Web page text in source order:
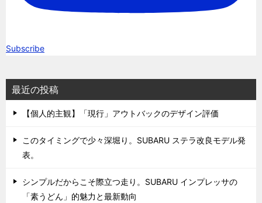
Subscribe
最近の投稿
【個人的主観】「現行」アウトバックのデザイン評価
このタイミングで少々深堀り。SUBARU ステラ改良モデル発
表。
シンプルだからこそ際立つ走り。SUBARU インプレッサの
「素うどん」的魅力と最新動向